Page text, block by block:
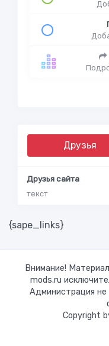
Друзья
Друзья сайта
текст
{sape_links}
Внимание!
mods.ru
Администрация не
Copyright